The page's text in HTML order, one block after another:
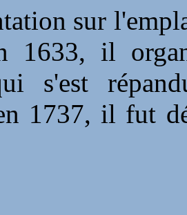
sur
1633, il
s'est
1737, il fut